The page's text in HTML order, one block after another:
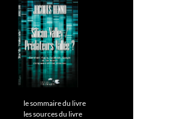
le sommaire du livre
les sources du livre